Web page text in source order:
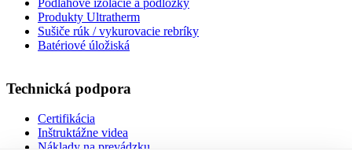
Produkty Ultratherm
Sušiče rúk / vykurovacie rebríky
Batériové úložiská
Technická podpora
Certifikácia
Inštruktážne videa
Náklady na prevádzku